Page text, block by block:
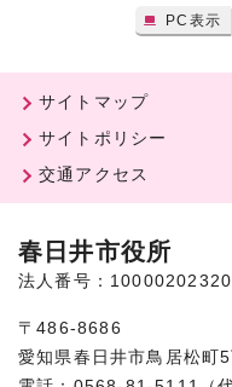
PC表示
サイトマップ
サイトポリシー
交通アクセス
春日井市役所
法人番号：
〒486-8686
愛知県春日井市鳥居松町